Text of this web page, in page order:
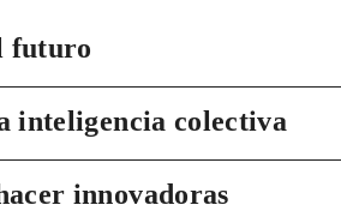
futuro
inteligencia colectiva
innovadoras